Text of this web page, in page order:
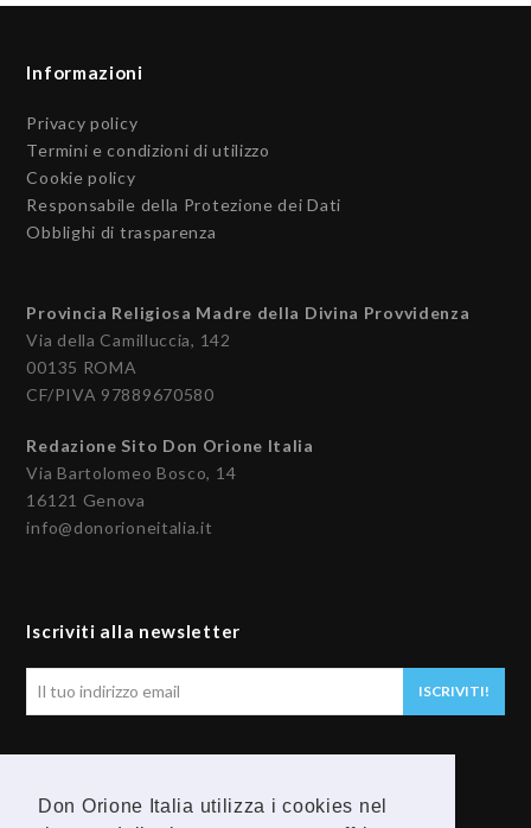
Don Orione Italia utilizza i cookies nel
Informazioni
Privacy policy
Termini e condizioni di utilizzo
Cookie policy
Responsabile della Protezione dei Dati
Obblighi di trasparenza
Provincia Religiosa Madre della Divina Provvidenza
Via della Camilluccia, 142
00135 ROMA
CF/PIVA 97889670580
Redazione Sito Don Orione Italia
Via Bartolomeo Bosco, 14
16121 Genova
info@donorioneitalia.it
Iscriviti alla newsletter
ISCRIVITI!